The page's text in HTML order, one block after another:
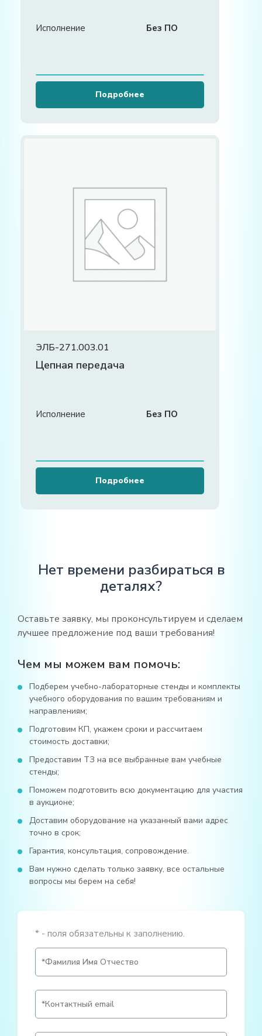
Исполнение Без ПО
Подробнее
ЭЛБ-271.003.01
Цепная передача
Исполнение Без ПО
Подробнее
Нет времени разбираться в
деталях?
Оставьте заявку, мы проконсультируем и сделаем
лучшее предложение под ваши требования!
Чем мы можем вам помочь:
Подберем учебно-лабораторные стенды и комплекты
учебного оборудования по вашим требованиям и
направлениям;
Подготовим КП, укажем сроки и рассчитаем
стоимость доставки;
Предоставим ТЗ на все выбранные вам учебные
стенды;
Поможем подготовить всю документацию для участия
в аукционе;
Доставим оборудование на указанный вами адрес
точно в срок;
Гарантия, консультация, сопровождение.
Вам нужно сделать только заявку, все остальные
вопросы мы берем на себя!
* - поля обязательны к заполнению.